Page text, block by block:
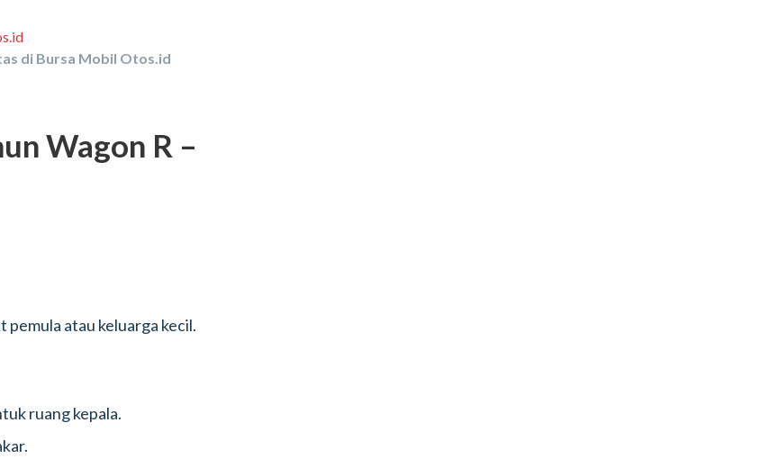
di Bursa Mobil Otos.id
Wagon R –
pemula atau keluarga kecil.
ruang kepala.